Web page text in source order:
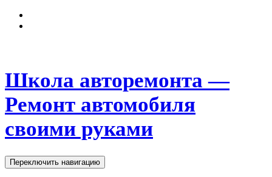
Школа авторемонта —
Ремонт автомобиля
своими руками
Переключить навигацию